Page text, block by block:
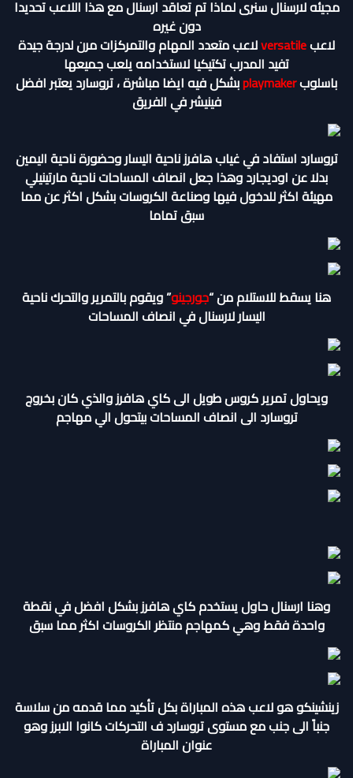
مجيئه لارسنال سنرى لماذا تم تعاقد ارسنال مع هذا اللاعب تحديدا
دون غيره
لاعبversatileلاعب متعدد المهام والتمركزات مرن لدرجة جيدة
تفيد المدرب تكتيكيا لاستخدامه يلعب جميعها
باسلوبplaymakerبشكل فيه ايضا مباشرة ، تروسارد يعتبر افضل
فينيشر في الفريق
تروسارد استفاد في غياب هافرز ناحية اليسار وحضورة ناحية اليمين
بدلا عن اوديجارد وهذا جعل انصاف المساحات ناحية مارتينيلي
مهيئة اكثر للدخول فيها وصناعة الكروسات بشكل اكثر عن مما
سبق تماما
هنا يسقط للاستلام من “جورجينو” ويقوم بالتمرير والتحرك ناحية
اليسار لارسنال في انصاف المساحات
ويحاول تمرير كروس طويل الى كاي هافرز والذي كان بخروج
تروسارد الى انصاف المساحات بيتحول الي مهاجم
وهنا ارسنال حاول يستخدم كاي هافرز بشكل افضل في نقطة
واحدة فقط وهي كمهاجم منتظر الكروسات اكثر مما سبق
زينشينكو هو لاعب هذه المباراة بكل تأكيد مما قدمه من سلاسة
جنباً الى جنب مع مستوى تروسارد ف التحركات كانوا الابرز وهو
عنوان المباراة